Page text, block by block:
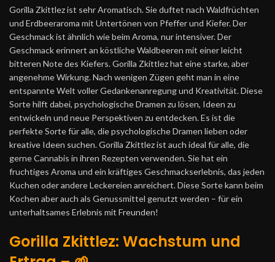
Gorilla Zkittlez ist sehr Aromatisch. Sie duftet nach Waldfrüchten
und Erdbeeraroma mit Untertönen von Pfeffer und Kiefer. Der
Geschmack ist ähnlich wie beim Aroma, nur intensiver. Der
Geschmack erinnert an köstliche Waldbeeren mit einer leicht
bitteren Note des Kiefers. Gorilla Zkittlez hat eine starke, aber
angenehme Wirkung. Nach wenigen Zügen geht man in eine
entspannte Welt voller Gedankenanregung und Kreativität. Diese
Sorte hilft dabei, psychologische Dramen zu lösen, Ideen zu
entwickeln und neue Perspektiven zu entdecken. Es ist die
perfekte Sorte für alle, die psychologische Dramen lieben oder
kreative Ideen suchen. Gorilla Zkittlez ist auch ideal für alle, die
gerne Cannabis in ihren Rezepten verwenden. Sie hat ein
fruchtiges Aroma und ein kräftiges Geschmackserlebnis, das jeden
Kuchen oder andere Leckereien anreichert. Diese Sorte kann beim
Kochen aber auch als Genussmittel genutzt werden – für ein
unterhaltsames Erlebnis mit Freunden!
Gorilla Zkittlez: Wachstum und